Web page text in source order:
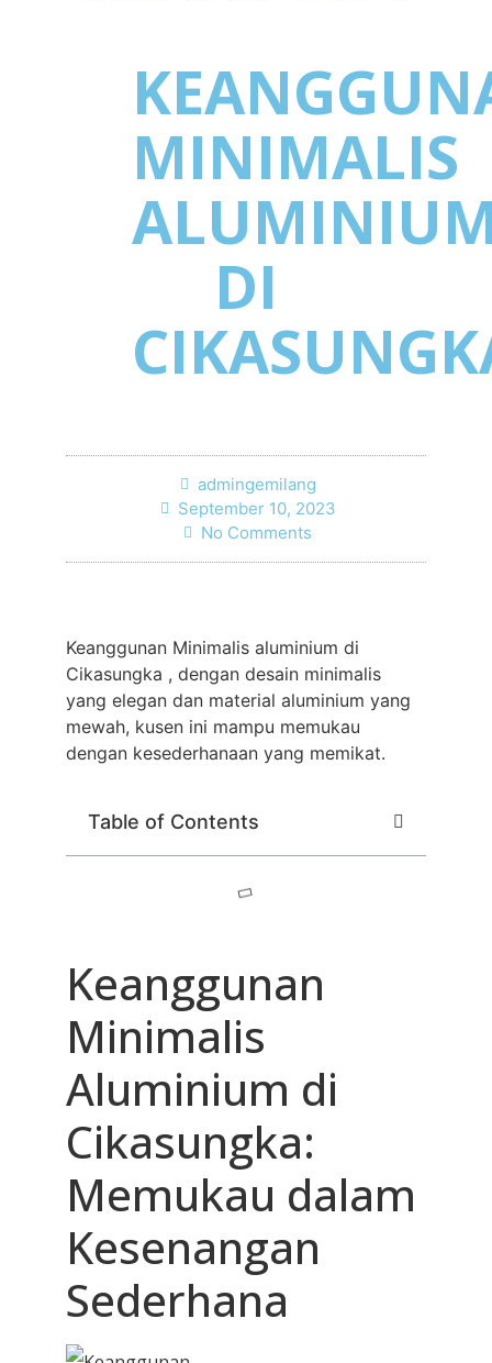
MINIMALIS
DI
admingemilang
September 10, 2023
No Comments
Keanggunan Minimalis aluminium di
Cikasungka , dengan desain minimalis
yang elegan dan material aluminium yang
mewah, kusen ini mampu memukau
dengan kesederhanaan yang memikat.
Table of Contents
Keanggunan
Minimalis
Aluminium di
Cikasungka:
Memukau dalam
Kesenangan
Sederhana